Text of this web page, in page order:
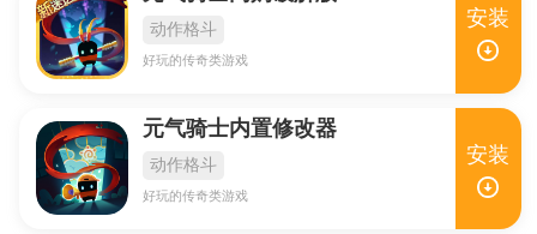
动作格斗
好玩的传奇类游戏
安装
元气骑士内置修改器
动作格斗
好玩的传奇类游戏
安装